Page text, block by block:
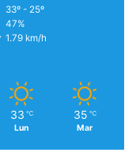
33º - 25º
47%
1.79 km/h
33 ℃
Lun
35 ℃
Mar